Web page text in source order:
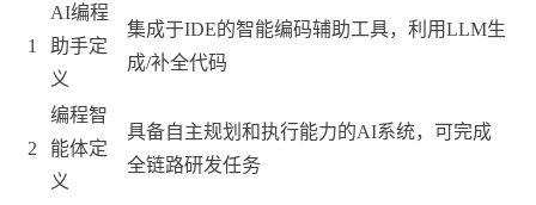
1
AI编程
助手定
义
集成于IDE的智能编码辅助工具，利用LLM生
成/补全代码
2
编程智
能体定
义
具备自主规划和执行能力的AI系统，可完成
全链路研发任务